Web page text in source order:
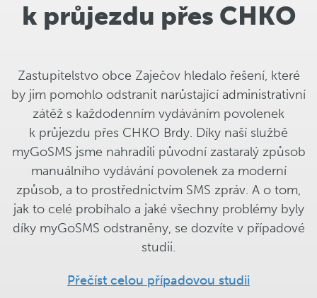
k průjezdu přes CHKO
Zastupitelstvo obce Zaječov hledalo řešení, které
by jim pomohlo odstranit narůstající administrativní
zátěž s každodenním vydáváním povolenek
k průjezdu přes CHKO Brdy. Díky naší službě
myGoSMS jsme nahradili původní zastaralý způsob
manuálního vydávání povolenek za moderní
způsob, a to prostřednictvím SMS zpráv. A o tom,
jak to celé probíhalo a jaké všechny problémy byly
díky myGoSMS odstraněny, se dozvíte v případové
studii.
Přečíst celou případovou studii